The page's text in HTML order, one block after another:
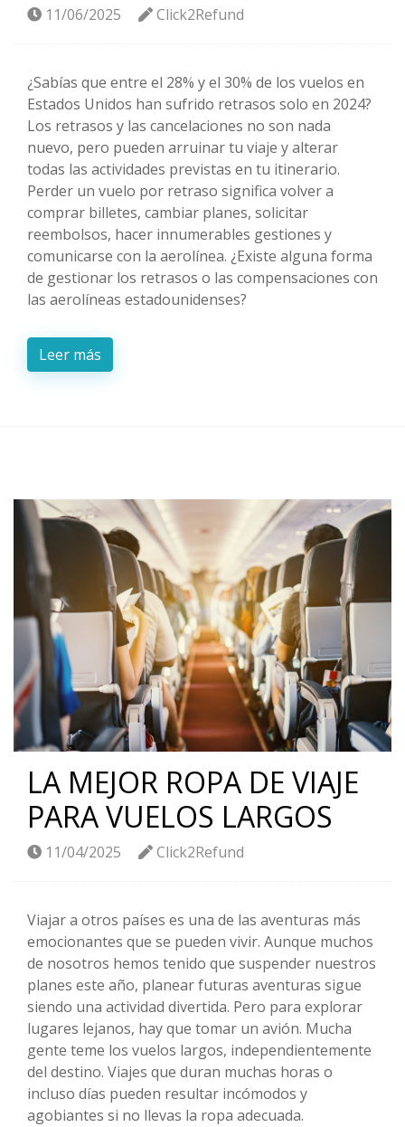
11/06/2025 Click2Refund
¿Sabías que entre el 28% y el 30% de los vuelos en
Estados Unidos han sufrido retrasos solo en 2024?
Los retrasos y las cancelaciones no son nada
nuevo, pero pueden arruinar tu viaje y alterar
todas las actividades previstas en tu itinerario.
Perder un vuelo por retraso significa volver a
comprar billetes, cambiar planes, solicitar
reembolsos, hacer innumerables gestiones y
comunicarse con la aerolínea. ¿Existe alguna forma
de gestionar los retrasos o las compensaciones con
las aerolíneas estadounidenses?
Leer más
LA MEJOR ROPA DE VIAJE
PARA VUELOS LARGOS
11/04/2025 Click2Refund
Viajar a otros países es una de las aventuras más
emocionantes que se pueden vivir. Aunque muchos
de nosotros hemos tenido que suspender nuestros
planes este año, planear futuras aventuras sigue
siendo una actividad divertida. Pero para explorar
lugares lejanos, hay que tomar un avión. Mucha
gente teme los vuelos largos, independientemente
del destino. Viajes que duran muchas horas o
incluso días pueden resultar incómodos y
agobiantes si no llevas la ropa adecuada.